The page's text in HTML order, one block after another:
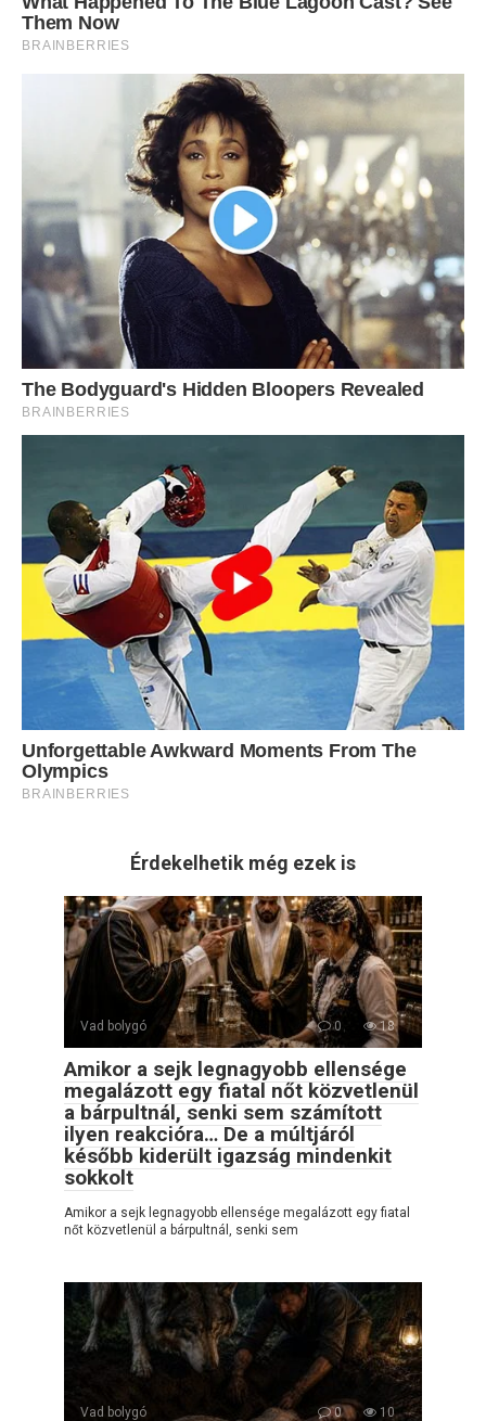
Érdekelhetik még ezek is
Vad bolygó 0 18
Amikor a sejk legnagyobb ellensége
megalázott egy fiatal nőt közvetlenül
a bárpultnál, senki sem számított
ilyen reakcióra… De a múltjáról
később kiderült igazság mindenkit
sokkolt
Amikor a sejk legnagyobb ellensége megalázott egy fiatal
nőt közvetlenül a bárpultnál, senki sem
Vad bolygó 0 10